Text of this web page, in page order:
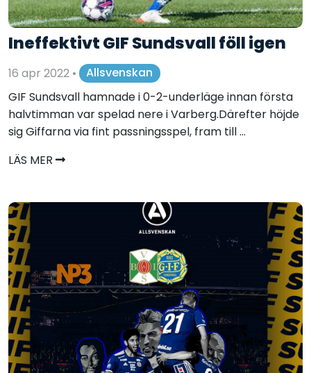
Ineffektivt GIF Sundsvall föll igen
16 apr 2022 •
Allsvenskan
GIF Sundsvall hamnade i 0-2-underläge innan första
halvtimman var spelad nere i Varberg.Därefter höjde
sig Giffarna via fint passningsspel, fram till ...
LÄS MER